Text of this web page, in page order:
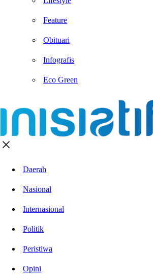
Feature
Obituari
Infografis
Eco Green
Daerah
Nasional
Internasional
Politik
Peristiwa
Opini